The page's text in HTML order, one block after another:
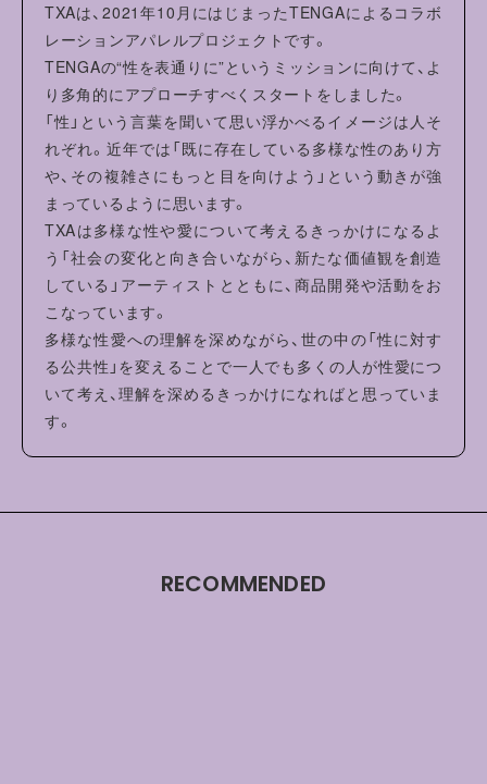
・形を整えて干してください。洗濯により収縮やねじれ、型
崩れすることがあります。
TXAは、2021年10月にはじまったTENGAによるコラボ
レーションアパレルプロジェクトです。
TENGAの“性を表通りに”というミッションに向けて、よ
り多角的にアプローチすべくスタートをしました。
「性」という言葉を聞いて思い浮かべるイメージは人そ
れぞれ。近年では「既に存在している多様な性のあり方
や、その複雑さにもっと目を向けよう」という動きが強
まっているように思います。
TXAは多様な性や愛について考えるきっかけになるよ
う「社会の変化と向き合いながら、新たな価値観を創造
している」アーティストとともに、商品開発や活動をお
こなっています。
多様な性愛への理解を深めながら、世の中の「性に対す
る公共性」を変えることで一人でも多くの人が性愛につ
いて考え、理解を深めるきっかけになればと思っていま
す。
RECOMMENDED